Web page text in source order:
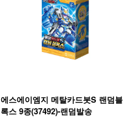
에스에이엠지 메탈카드봇S 랜덤블
록스 9종(37492)-랜덤발송